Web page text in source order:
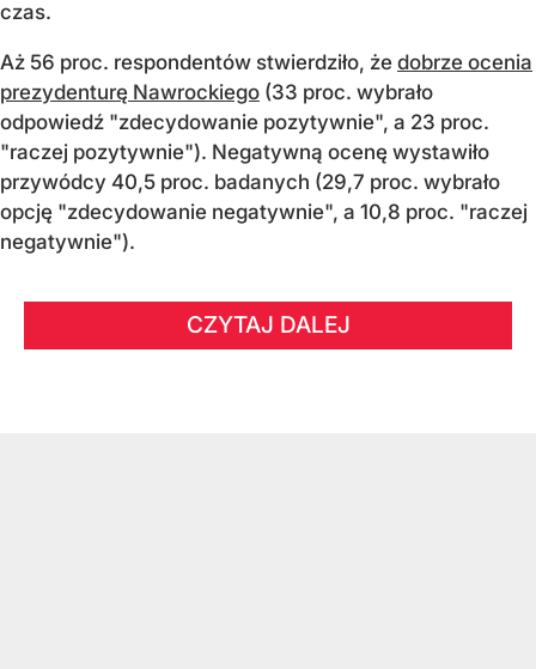
czas.
Aż 56 proc. respondentów stwierdziło, że dobrze ocenia
prezydenturę Nawrockiego (33 proc. wybrało
odpowiedź "zdecydowanie pozytywnie", a 23 proc.
"raczej pozytywnie"). Negatywną ocenę wystawiło
przywódcy 40,5 proc. badanych (29,7 proc. wybrało
opcję "zdecydowanie negatywnie", a 10,8 proc. "raczej
negatywnie").
CZYTAJ DALEJ